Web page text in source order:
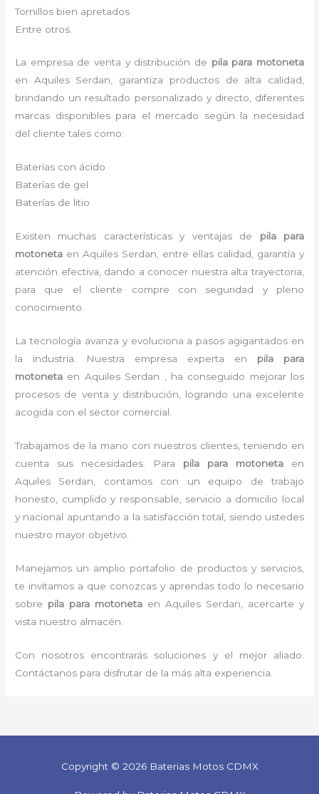
Tornillos bien apretados
Entre otros.
La empresa de venta y distribución de pila para motoneta
en Aquiles Serdan, garantiza productos de alta calidad,
brindando un resultado personalizado y directo, diferentes
marcas disponibles para el mercado según la necesidad
del cliente tales como:
Baterías con ácido
Baterías de gel
Baterías de litio
Existen muchas características y ventajas de pila para
motoneta en Aquiles Serdan, entre ellas calidad, garantía y
atención efectiva, dando a conocer nuestra alta trayectoria,
para que el cliente compre con seguridad y pleno
conocimiento.
La tecnología avanza y evoluciona a pasos agigantados en
la industria. Nuestra empresa experta en pila para
motoneta en Aquiles Serdan , ha conseguido mejorar los
procesos de venta y distribución, logrando una excelente
acogida con el sector comercial.
Trabajamos de la mano con nuestros clientes, teniendo en
cuenta sus necesidades. Para pila para motonetaen
Aquiles Serdan, contamos con un equipo de trabajo
honesto, cumplido y responsable, servicio a domicilio local
y nacional apuntando a la satisfacción total, siendo ustedes
nuestro mayor objetivo.
Manejamos un amplio portafolio de productos y servicios,
te invitamos a que conozcas y aprendas todo lo necesario
sobre pila para motoneta en Aquiles Serdan, acercarte y
vista nuestro almacén.
Con nosotros encontrarás soluciones y el mejor aliado.
Contáctanos para disfrutar de la más alta experiencia.
Copyright © 2026 Baterias Motos CDMX